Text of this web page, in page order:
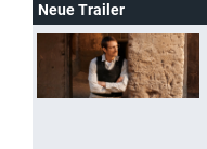
Neue Trailer